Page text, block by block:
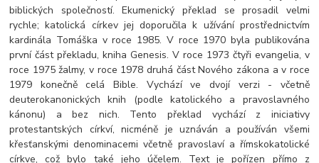
biblických společností. Ekumenický překlad se prosadil velmi
rychle; katolická církev jej doporučila k užívání prostřednictvím
kardinála Tomáška v roce 1985. V roce 1970 byla publikována
první část překladu, kniha Genesis. V roce 1973 čtyři evangelia, v
roce 1975 žalmy, v roce 1978 druhá část Nového zákona a v roce
1979 konečně celá Bible. Vychází ve dvojí verzi - včetně
deuterokanonických knih (podle katolického a pravoslavného
kánonu) a bez nich. Tento překlad vychází z iniciativy
protestantských církví, nicméně je uznáván a používán všemi
křesťanskými denominacemi včetně pravoslaví a římskokatolické
církve, což bylo také jeho účelem. Text je pořízen přímo z